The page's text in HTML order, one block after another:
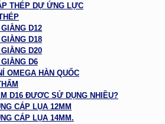
THÉP DỰ ỨNG LỰC
D12
D18
D20
D6
OMEGA HÀN QUỐC
D16 ĐƯỢC SỬ DỤNG NHIỀU?
CÁP LỤA 12MM
CÁP LỤA 14MM.